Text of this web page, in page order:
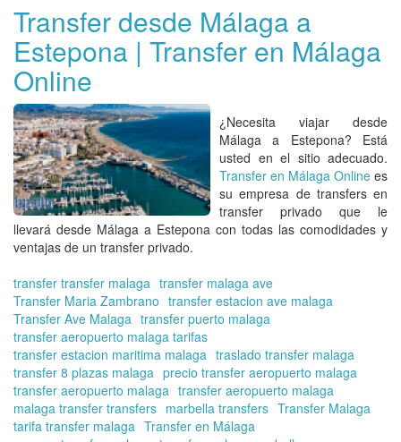
en
Transfer desde Málaga a
Estepona | Transfer en Málaga
Online
¿ Necesita viajar desde
Málaga a Estepona? Está
usted en el sitio adecuado.
Transfer en Málaga Online es
su empresa de transfers en
transfer privado que le
llevará desde Málaga a Estepona con todas las comodidades y
ventajas de un transfer privado.
transfer transfer malaga transfer malaga ave
Transfer Maria Zambrano transfer estacion ave malaga
Transfer Ave Malaga transfer puerto malaga
transfer aeropuerto malaga tarifas
transfer estacion maritima malaga traslado transfer malaga
transfer 8 plazas malaga precio transfer aeropuerto malaga
transfer aeropuerto malaga transfer aeropuerto malaga
malaga transfer transfers marbella transfers Transfer Malaga
tarifa transfer malaga Transfer en Málaga